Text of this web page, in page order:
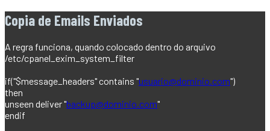
Copia de Emails Enviados
A regra funciona, quando colocado dentro do arquivo
/etc/cpanel_exim_system_filter
if("$message_headers" contains "usuario@dominio.com")
then
unseen deliver "backup@dominio.com"
endif